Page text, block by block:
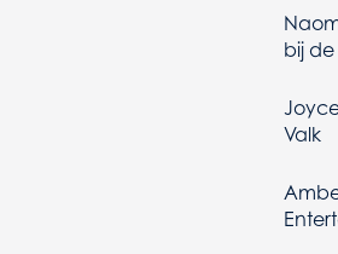
bij de
Valk